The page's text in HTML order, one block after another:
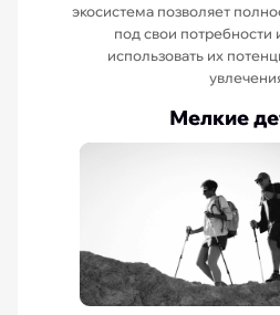
экосистема позволяет
под свои потребности
использовать их
Мелкие